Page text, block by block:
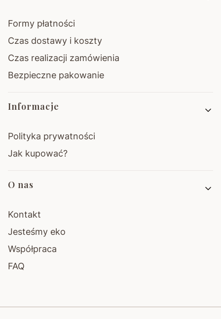
Formy płatności
Czas dostawy i koszty
Czas realizacji zamówienia
Bezpieczne pakowanie
Informacje
Polityka prywatności
Jak kupować?
O nas
Kontakt
Jesteśmy eko
Współpraca
FAQ